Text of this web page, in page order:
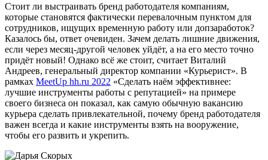
Стоит ли выстраивать бренд работодателя компаниям,
которые становятся фактически перевалочным пунктом для
сотрудников, ищущих временную работу или допзаработок?
Казалось бы, ответ очевиден. Зачем делать лишние движения,
если через месяц-другой человек уйдёт, а на его место точно
придёт новый! Однако всё же стоит, считает Виталий
Андреев, генеральный директор компании «Курьерист». В
рамках MeetUp hh.ru 2022 «Сделать наём эффективнее:
лучшие инструменты работы с репутацией» на примере
своего бизнеса он показал, как самую обычную вакансию
курьера сделать привлекательной, почему бренд работодателя
важен всегда и какие инструменты взять на вооружение,
чтобы его развить и укрепить.